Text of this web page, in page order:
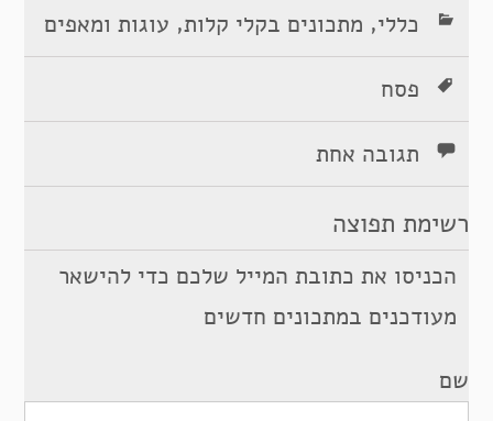
כללי, מתכונים בקלי קלות, עוגות ומאפים
פסח
תגובה אחת
רשימת תפוצה
הכניסו את כתובת המייל שלכם כדי להישאר
מעודכנים במתכונים חדשים
שם